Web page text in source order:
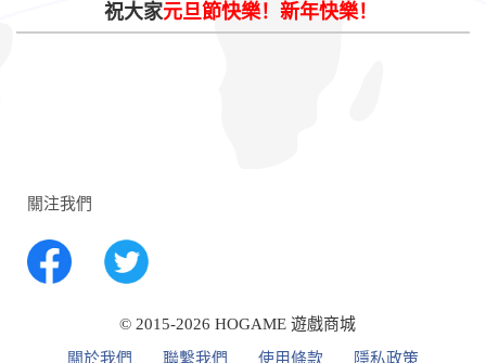
祝大家元旦節快樂！ 新年快樂！
關注我們
© 2015-2026 HOGAME 遊戲商城
關於我們
聯繫我們 使用條款 隱私政策